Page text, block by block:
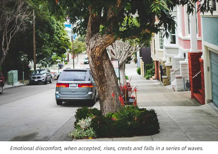
Emotional discomfort, when accepted, rises, crests and falls in a series of waves.